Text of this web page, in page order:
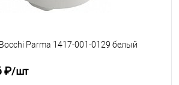
Parma 1417-001-0129 белый
₽/шт